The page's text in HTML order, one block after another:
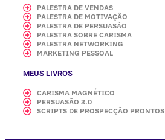
PALESTRA DE VENDAS
PALESTRA DE MOTIVAÇÃO
PALESTRA DE PERSUASÃO
PALESTRA SOBRE CARISMA
PALESTRA NETWORKING
MARKETING PESSOAL
MEUS LIVROS
CARISMA MAGNÉTICO
PERSUASÃO 3.0
SCRIPTS DE PROSPECÇÃO PRONTOS